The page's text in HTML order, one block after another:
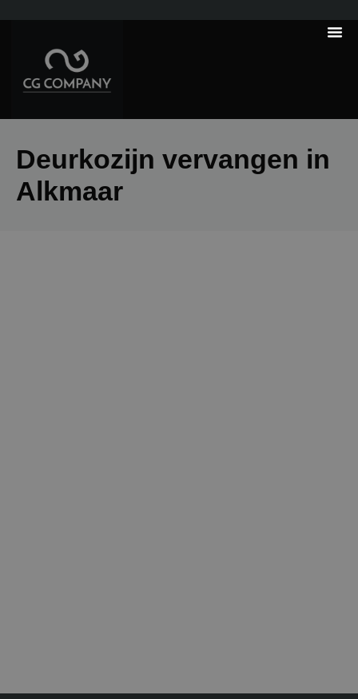
Deurkozijn vervangen in
Alkmaar